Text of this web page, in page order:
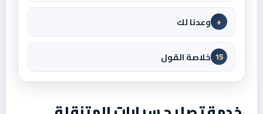
+ وعدنا لك
15 خلاصة القول